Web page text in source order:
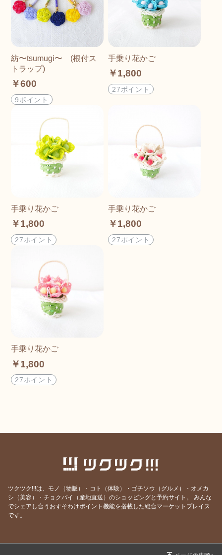
紡〜tsumugi〜 (根付ス
トラップ)
￥600
9ポイント
手乗り花かご
￥1,800
27ポイント
手乗り花かご
￥1,800
27ポイント
手乗り花かご
￥1,800
27ポイント
手乗り花かご
￥1,800
27ポイント
ツクツク!!!は、モノ（物販）・コト（体験）・ゴチソウ（グルメ）・オメカ
シ（美容）・チョクバイ（産地直送）のショッピングと予約サイト。
みんな
でシェアし合うおすそわけポイント機能を搭載した総合マーケットプレイス
です。